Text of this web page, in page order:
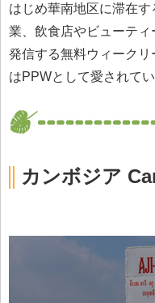
はじめ華南地区に滞在
業、飲食店やビューテ
発信する無料ウィーク
はPPWとして愛されてい
カンボジア